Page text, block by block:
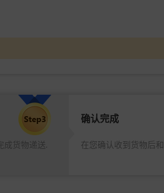
货物递送.
确认完成
在您确认收到货物后